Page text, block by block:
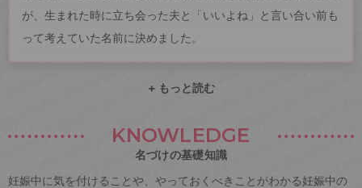
が、生まれた時に立ち会った夫と「いいよね」と言い合い前も
って考えていた名前に決めました。
+ もっと読む
KNOWLEDGE
名づけの基礎知識
妊娠中に気を付けることや、やっておくべきことがわかる妊娠中の